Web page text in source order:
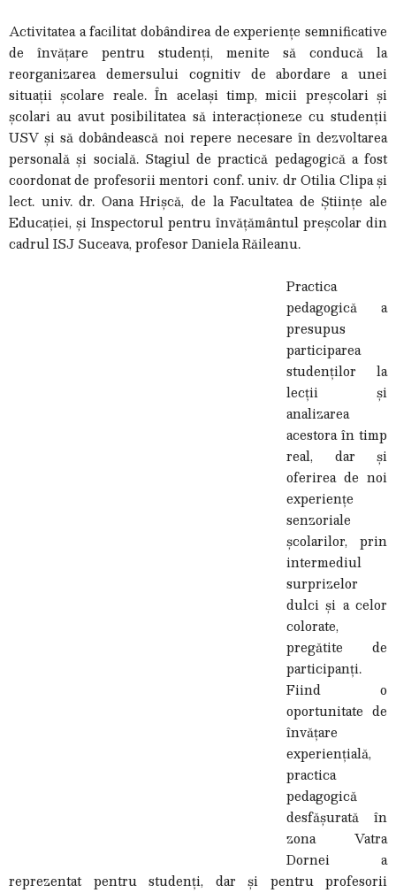
Activitatea a facilitat dobândirea de experiențe semnificative
de învățare pentru studenți, menite să conducă la
reorganizarea demersului cognitiv de abordare a unei
situații școlare reale. În același timp, micii preșcolari și
școlari au avut posibilitatea să interacționeze cu studenții
USV și să dobândească noi repere necesare în dezvoltarea
personală și socială. Stagiul de practică pedagogică a fost
coordonat de profesorii mentori conf. univ. dr Otilia Clipa și
lect. univ. dr. Oana Hrișcă, de la Facultatea de Științe ale
Educației, și Inspectorul pentru învățământul preșcolar din
cadrul ISJ Suceava, profesor Daniela Răileanu.
Practica
pedagogică a
presupus
participarea
studenților la
lecții și
analizarea
acestora în timp
real, dar și
oferirea de noi
experiențe
senzoriale
școlarilor, prin
intermediul
surprizelor
dulci și a celor
colorate,
pregătite de
participanți.
Fiind o
oportunitate de
învățare
experiențială,
practica
pedagogică
desfășurată în
zona Vatra
Dornei a
reprezentat pentru studenți, dar și pentru profesorii